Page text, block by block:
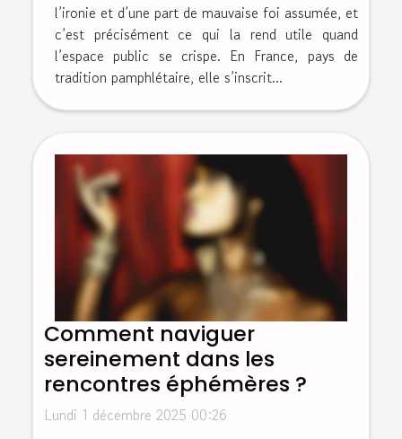
l’ironie et d’une part de mauvaise foi assumée, et
c’est précisément ce qui la rend utile quand
l’espace public se crispe. En France, pays de
tradition pamphlétaire, elle s’inscrit...
Comment naviguer
sereinement dans les
rencontres éphémères ?
Lundi 1 décembre 2025 00:26